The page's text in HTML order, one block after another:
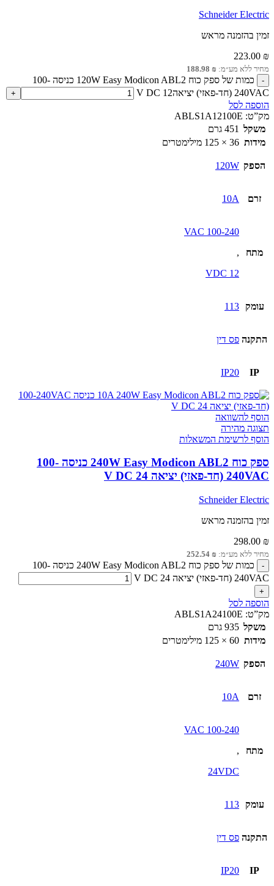
Schneider Electric
זמין בהזמנה מראש
223.00 ₪
מחיר ללא מע״מ: 188.98 ₪
כמות של ספק כוח 120W Easy Modicon ABL2 כניסה 100-
240VAC (חד-פאזי) יציאה12 V DC
הוספה לסל
מק”ט: ABLS1A12100E
משקל 451 גרם
מידות 36 × 125 מילימטרים
הספק 120W
זרם 10A
מתח
100-240 VAC
,
12 VDC
עומק 113
התקנה פס דין
IP
IP20
הוסף להשוואה
תצוגה מהירה
הוסף לרשימת המשאלות
ספק כוח 240W Easy Modicon ABL2 כניסה 100-
240VAC (חד-פאזי) יציאה 24 V DC
Schneider Electric
זמין בהזמנה מראש
298.00 ₪
מחיר ללא מע״מ: 252.54 ₪
כמות של ספק כוח 240W Easy Modicon ABL2 כניסה 100-
240VAC (חד-פאזי) יציאה 24 V DC
הוספה לסל
מק”ט: ABLS1A24100E
משקל 935 גרם
מידות 60 × 125 מילימטרים
הספק 240W
זרם 10A
מתח
100-240 VAC
,
24VDC
עומק 113
התקנה פס דין
IP
IP20